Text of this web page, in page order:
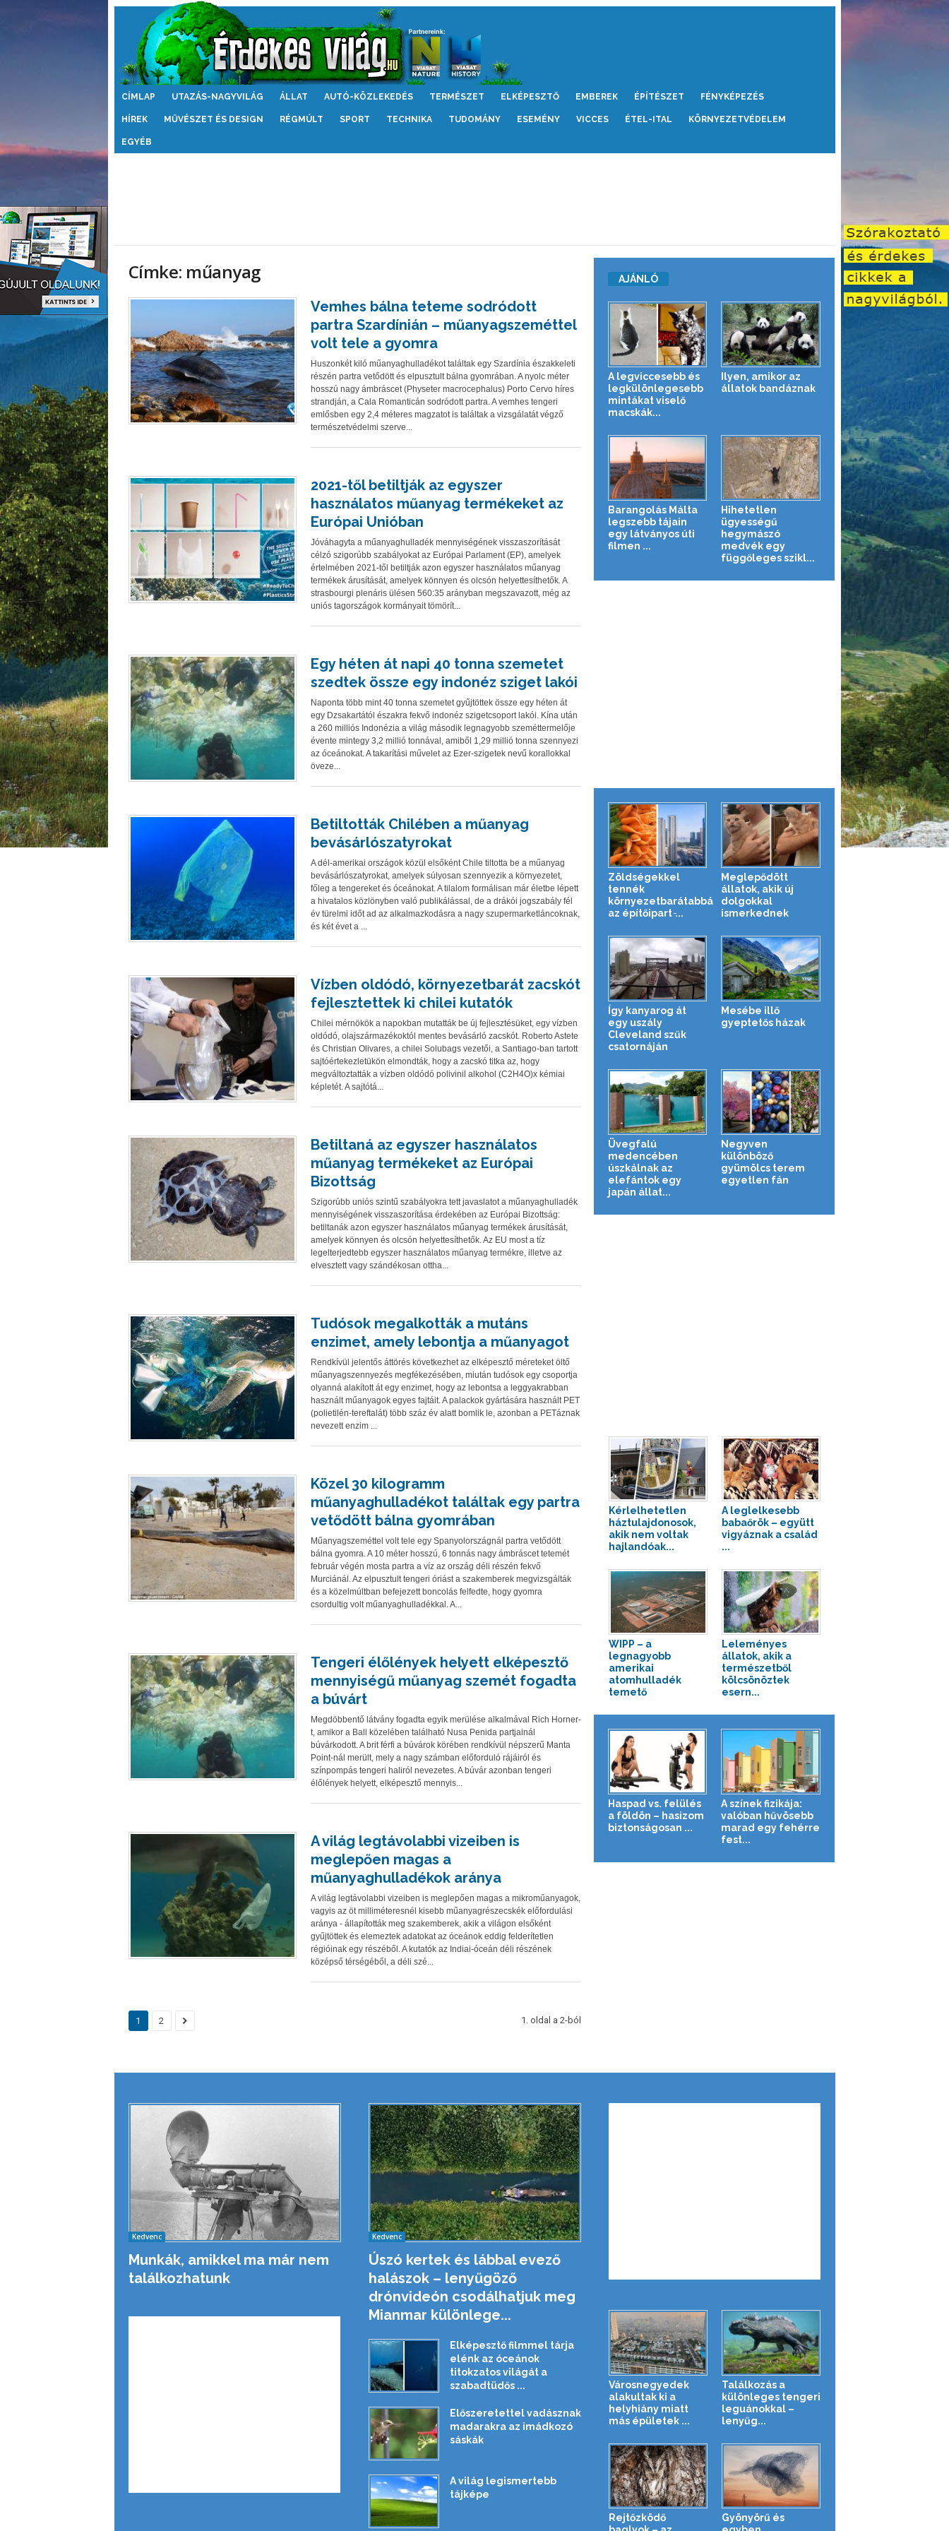
Érdekes
CÍMLAP UTAZÁS-NAGYVILÁG ÁLLAT AUTÓ-KÖZLEKEDÉS TERMÉSZET ELKÉPESZTŐ EMBEREK ÉPÍTÉSZET FÉNYKÉPEZÉS
HÍREK MŰVÉSZET ÉS DESIGN RÉGMÚLT SPORT TECHNIKA TUDOMÁNY ESEMÉNY VICCES ÉTEL-ITAL KÖRNYEZETVÉDELEM
EGYÉB
Címke: műanyag
Vemhes bálna teteme sodródott
partra Szardínián – műanyagszeméttel
volt tele a gyomra
Huszonkét kiló műanyaghulladékot találtak egy Szardínia északkeleti
részén partra vetődött és elpusztult bálna gyomrában. A nyolc méter
hosszú nagy ámbráscet (Physeter macrocephalus) Porto Cervo híres
strandján, a Cala Romanticán sodródott partra. A vemhes tengeri
emlősben egy 2,4 méteres magzatot is találtak a vizsgálatát végző
természetvédelmi szerve...
2021-től betiltják az egyszer
használatos műanyag termékeket az
Európai Unióban
Jóváhagyta a műanyaghulladék mennyiségének visszaszorítását
célzó szigorúbb szabályokat az Európai Parlament (EP), amelyek
értelmében 2021-től betiltják azon egyszer használatos műanyag
termékek árusítását, amelyek könnyen és olcsón helyettesíthetők. A
strasbourgi plenáris ülésen 560:35 arányban megszavazott, még az
uniós tagországok kormányait tömörít...
Egy héten át napi 40 tonna szemetet
szedtek össze egy indonéz sziget lakói
Naponta több mint 40 tonna szemetet gyűjtöttek össze egy héten át
egy Dzsakartától északra fekvő indonéz szigetcsoport lakói. Kína után
a 260 milliós Indonézia a világ második legnagyobb szeméttermelője
évente mintegy 3,2 millió tonnával, amiből 1,29 millió tonna szennyezi
az óceánokat. A takarítási művelet az Ezer-szigetek nevű korallokkal
öveze...
Betiltották Chilében a műanyag
bevásárlószatyrokat
A dél-amerikai országok közül elsőként Chile tiltotta be a műanyag
bevásárlószatyrokat, amelyek súlyosan szennyezik a környezetet,
főleg a tengereket és óceánokat. A tilalom formálisan már életbe lépett
a hivatalos közlönyben való publikálással, de a drákói jogszabály fél
év türelmi időt ad az alkalmazkodásra a nagy szupermarketláncoknak,
és két évet a ...
Vízben oldódó, környezetbarát zacskót
fejlesztettek ki chilei kutatók
Chilei mérnökök a napokban mutatták be új fejlesztésüket, egy vízben
oldódó, olajszármazékoktól mentes bevásárló zacskót. Roberto Astete
és Christian Olivares, a chilei Solubags vezetői, a Santiago-ban tartott
sajtóértekezletükön elmondták, hogy a zacskó titka az, hogy
megváltoztatták a vízben oldódó polivinil alkohol (C2H4O)x kémiai
képletét. A sajtótá...
Betiltaná az egyszer használatos
műanyag termékeket az Európai
Bizottság
Szigorúbb uniós szintű szabályokra tett javaslatot a műanyaghulladék
mennyiségének visszaszorítása érdekében az Európai Bizottság:
betiltanák azon egyszer használatos műanyag termékek árusítását,
amelyek könnyen és olcsón helyettesíthetők. Az EU most a tíz
legelterjedtebb egyszer használatos műanyag termékre, illetve az
elvesztett vagy szándékosan ottha...
Tudósok megalkották a mutáns
enzimet, amely lebontja a műanyagot
Rendkívül jelentős áttörés következhet az elképesztő méreteket öltő
műanyagszennyezés megfékezésében, miután tudósok egy csoportja
olyanná alakított át egy enzimet, hogy az lebontsa a leggyakrabban
használt műanyagok egyes fajtáit. A palackok gyártására használt PET
(polietilén-tereftalát) több száz év alatt bomlik le, azonban a PETáznak
nevezett enzim ...
Közel 30 kilogramm
műanyaghulladékot találtak egy partra
vetődött bálna gyomrában
Műanyagszeméttel volt tele egy Spanyolországnál partra vetődött
bálna gyomra. A 10 méter hosszú, 6 tonnás nagy ámbráscet tetemét
február végén mosta partra a víz az ország déli részén fekvő
Murciánál. Az elpusztult tengeri óriást a szakemberek megvizsgálták
és a közelmúltban befejezett boncolás felfedte, hogy gyomra
csordultig volt műanyaghulladékkal. A...
Tengeri élőlények helyett elképesztő
mennyiségű műanyag szemét fogadta
a búvárt
Megdöbbentő látvány fogadta egyik merülése alkalmával Rich Horner-
t, amikor a Bali közelében található Nusa Penida partjainál
búvárkodott. A brit férfi a búvárok körében rendkívül népszerű Manta
Point-nál merült, mely a nagy számban előforduló rájáiról és
színpompás tengeri haliról nevezetes. A búvár azonban tengeri
élőlények helyett, elképesztő mennyis...
A világ legtávolabbi vizeiben is
meglepően magas a
műanyaghulladékok aránya
A világ legtávolabbi vizeiben is meglepően magas a mikroműanyagok,
vagyis az öt milliméteresnél kisebb műanyagrészecskék előfordulási
aránya - állapították meg szakemberek, akik a világon elsőként
gyűjtöttek és elemeztek adatokat az óceánok eddig felderítetlen
régióinak egy részéből. A kutatók az Indiai-óceán déli részének
középső térségéből, a déli szé...
1 2 1. oldal a 2-ból
AJÁNLÓ
A legviccesebb és
legkülönlegesebb
mintákat viselő
macskák...
Ilyen, amikor az
állatok bandáznak
Barangolás Málta
legszebb tájain
egy látványos úti
filmen ...
Hihetetlen
ügyességű
hegymászó
medvék egy
függőleges szikl...
Zöldségekkel
tennék
környezetbarátabbá
az építőipart ̵...
Meglepődött
állatok, akik új
dolgokkal
ismerkednek
Így kanyarog át
egy uszály
Cleveland szűk
csatornáján
Mesébe illő
gyeptetős házak
Üvegfalú
medencében
úszkálnak az
elefántok egy
japán állat...
Negyven
különböző
gyümölcs terem
egyetlen fán
Kérlelhetetlen
háztulajdonosok,
akik nem voltak
hajlandóak...
A leglelkesebb
babaőrök – együtt
vigyáznak a család
...
WIPP – a
legnagyobb
amerikai
atomhulladék
temető
Leleményes
állatok, akik a
természetből
kölcsönöztek
esern...
Haspad vs. felülés
a földön – hasizom
biztonságosan ...
A színek fizikája:
valóban hűvösebb
marad egy fehérre
fest...
Kedvenc
Munkák, amikkel ma már nem
találkozhatunk
Kedvenc
Úszó kertek és lábbal evező
halászok – lenyűgöző
drónvideón csodálhatjuk meg
Mianmar különlege...
Elképesztő filmmel tárja
elénk az óceánok
titokzatos világát a
szabadtüdős ...
Előszeretettel vadásznak
madarakra az imádkozó
sáskák
A világ legismertebb
tájképe
Városnegyedek
alakultak ki a
helyhiány miatt
más épületek ...
Találkozás a
különleges tengeri
leguánokkal –
lenyűg...
Rejtőzködő
Gyönyörű és